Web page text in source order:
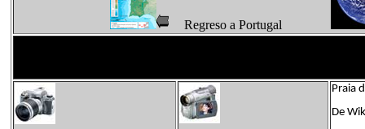
Regreso a Portugal
Praia
De